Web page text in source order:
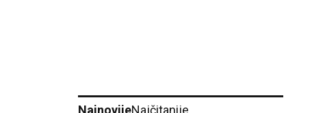
NajnovijeNajčitanije